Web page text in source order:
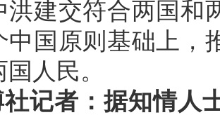
洪建交符合两国和
中国原则基础上，
人民。
社记者：据知情人